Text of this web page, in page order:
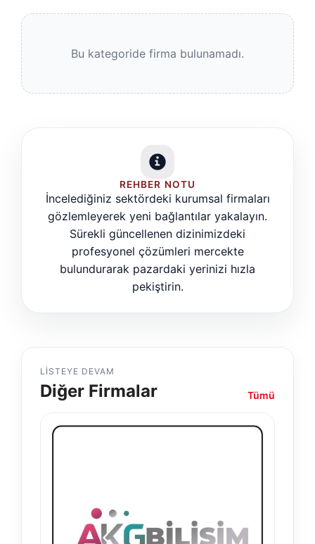
Bu kategoride firma bulunamadı.
REHBER NOTU
İncelediğiniz sektördeki kurumsal firmaları
gözlemleyerek yeni bağlantılar yakalayın.
Sürekli güncellenen dizinimizdeki
profesyonel çözümleri mercekte
bulundurarak pazardaki yerinizi hızla
pekiştirin.
LISTEYE DEVAM
Diğer Firmalar Tümü